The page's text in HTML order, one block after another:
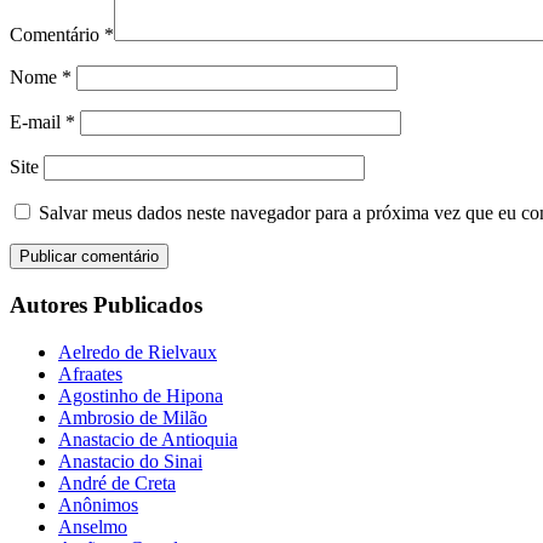
Comentário *
Nome *
E-mail *
Site
Salvar meus dados neste navegador para a próxima vez que eu
Autores Publicados
Aelredo de Rielvaux
Afraates
Agostinho de Hipona
Ambrosio de Milão
Anastacio de Antioquia
Anastacio do Sinai
André de Creta
Anônimos
Anselmo